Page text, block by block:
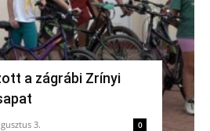
a zágrábi Zrínyi
3. 0